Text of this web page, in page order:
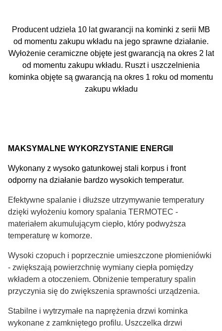
Producent udziela 10 lat gwarancji na kominki z serii MB
od momentu zakupu wkładu na jego sprawne działanie.
Wyłożenie ceramiczne objęte jest gwarancją na okres 2 lat
od momentu zakupu wkładu. Ruszt i uszczelnienia
kominka objęte są gwarancją na okres 1 roku od momentu
zakupu wkładu
MAKSYMALNE WYKORZYSTANIE ENERGII
Wykonany z wysoko gatunkowej stali korpus i front
odporny na działanie bardzo wysokich temperatur.
Efektywne spalanie i dłuższe utrzymywanie temperatury
dzięki wyłożeniu komory spalania TERMOTEC -
materiałem akumulującym ciepło, który podwyższa
temperaturę w komorze.
Wysoki czopuch i poprzecznie umieszczone płomieniówki
- zwiększają powierzchnię wymiany ciepła pomiędzy
wkładem a otoczeniem. Obniżenie temperatury spalin
przyczynia się do zwiększenia sprawności urządzenia.
Stabilne i wytrzymałe na naprężenia drzwi kominka
wykonane z zamkniętego profilu. Uszczelka drzwi